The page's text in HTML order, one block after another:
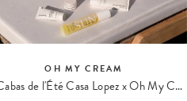
OH MY CREAM
Le Cabas de l'Été Casa Lopez x Oh My Cream